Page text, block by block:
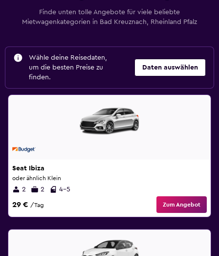
Finde unten tolle Angebote für viele beliebte
Mietwagenkategorien in Bad Kreuznach, Rheinland Pfalz
Wähle deine Reisedaten,
um die besten Preise zu
finden.
Daten auswählen
Seat Ibiza
oder ähnlich Klein
2 2 4-5
29 € /Tag Zum Angebot